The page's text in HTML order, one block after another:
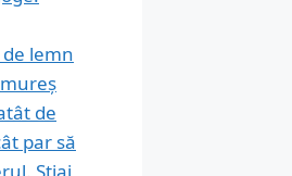
lemn
de
par să